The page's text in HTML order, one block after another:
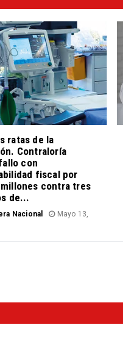
ratas de la
Contraloría
con
fiscal por
contra tres
de...
Nacional
Mayo 13,